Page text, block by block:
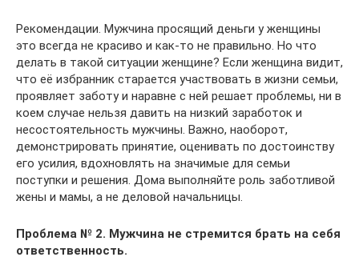
Рекомендации. Мужчина просящий деньги у женщины
это всегда не красиво и как-то не правильно. Но что
делать в такой ситуации женщине? Если женщина видит,
что её избранник старается участвовать в жизни семьи,
проявляет заботу и наравне с ней решает проблемы, ни в
коем случае нельзя давить на низкий заработок и
несостоятельность мужчины. Важно, наоборот,
демонстрировать принятие, оценивать по достоинству
его усилия, вдохновлять на значимые для семьи
поступки и решения. Дома выполняйте роль заботливой
жены и мамы, а не деловой начальницы.
Проблема № 2. Мужчина не стремится брать на себя
ответственность.